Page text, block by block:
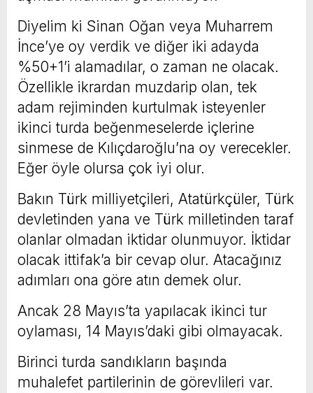
Diyelim ki Sinan Oğan veya Muharrem
İnce’ye oy verdik ve diğer iki adayda
%50+1’i alamadılar, o zaman ne olacak.
Özellikle ikrardan muzdarip olan, tek
adam rejiminden kurtulmak isteyenler
ikinci turda beğenmeselerde içlerine
sinmese de Kılıçdaroğlu’na oy verecekler.
Eğer öyle olursa çok iyi olur.
Bakın Türk milliyetçileri, Atatürkçüler, Türk
devletinden yana ve Türk milletinden taraf
olanlar olmadan iktidar olunmuyor. İktidar
olacak ittifak’a bir cevap olur. Atacağınız
adımları ona göre atın demek olur.
Ancak 28 Mayıs’ta yapılacak ikinci tur
oylaması, 14 Mayıs’daki gibi olmayacak.
Birinci turda sandıkların başında
muhalefet partilerinin de görevlileri var.